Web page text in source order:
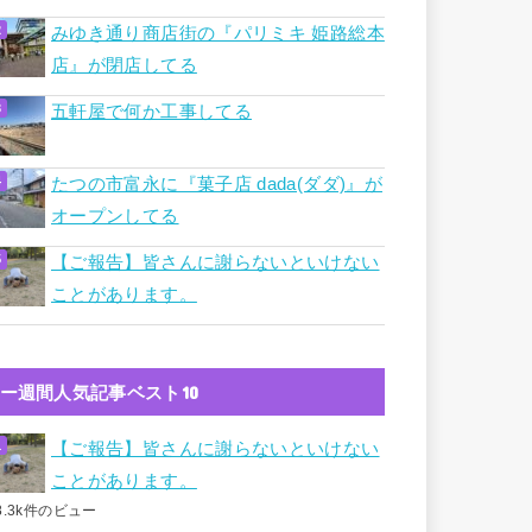
みゆき通り商店街の『パリミキ 姫路総本
店』が閉店してる
五軒屋で何か工事してる
たつの市富永に『菓子店 dada(ダダ)』が
オープンしてる
【ご報告】皆さんに謝らないといけない
ことがあります。
ー週間人気記事ベスト10
【ご報告】皆さんに謝らないといけない
ことがあります。
件のビュー